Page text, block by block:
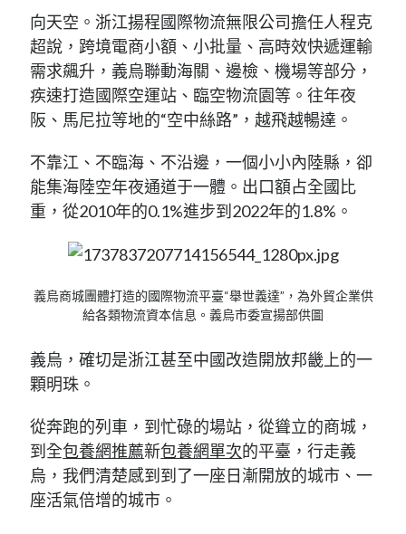
向天空。浙江揚程國際物流無限公司擔任人程克
超說，跨境電商小額、小批量、高時效快遞運輸
需求飆升，義烏聯動海關、邊檢、機場等部分，
疾速打造國際空運站、臨空物流園等。往年夜
阪、馬尼拉等地的“空中絲路”，越飛越暢達。
不靠江、不臨海、不沿邊，一個小小內陸縣，卻
能集海陸空年夜通道于一體。出口額占全國比
重，從2010年的0.1%進步到2022年的1.8%。
義烏商城團體打造的國際物流平臺“舉世義達”，為外貿企業供
給各類物流資本信息。義烏市委宣揚部供圖
義烏，確切是浙江甚至中國改造開放邦畿上的一
顆明珠。
從奔跑的列車，到忙碌的場站，從聳立的商城，
到全包養網推薦新包養網單次的平臺，行走義
烏，我們清楚感到到了一座日漸開放的城市、一
座活氣倍增的城市。